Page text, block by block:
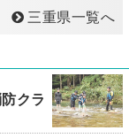
三重県一覧へ
クラ